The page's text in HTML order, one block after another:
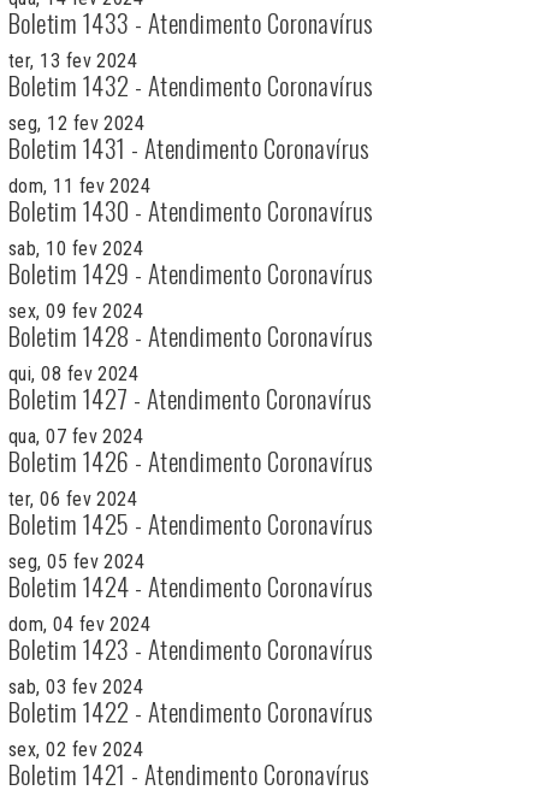
Boletim 1433 - Atendimento Coronavírus
ter, 13 fev 2024
Boletim 1432 - Atendimento Coronavírus
seg, 12 fev 2024
Boletim 1431 - Atendimento Coronavírus
dom, 11 fev 2024
Boletim 1430 - Atendimento Coronavírus
sab, 10 fev 2024
Boletim 1429 - Atendimento Coronavírus
sex, 09 fev 2024
Boletim 1428 - Atendimento Coronavírus
qui, 08 fev 2024
Boletim 1427 - Atendimento Coronavírus
qua, 07 fev 2024
Boletim 1426 - Atendimento Coronavírus
ter, 06 fev 2024
Boletim 1425 - Atendimento Coronavírus
seg, 05 fev 2024
Boletim 1424 - Atendimento Coronavírus
dom, 04 fev 2024
Boletim 1423 - Atendimento Coronavírus
sab, 03 fev 2024
Boletim 1422 - Atendimento Coronavírus
sex, 02 fev 2024
Boletim 1421 - Atendimento Coronavírus